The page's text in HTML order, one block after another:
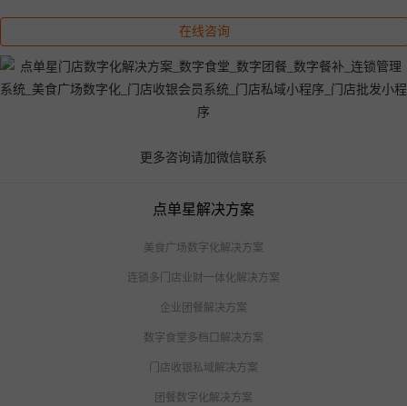
在线咨询
更多咨询请加微信联系
点单星解决方案
美食广场数字化解决方案
连锁多门店业财一体化解决方案
企业团餐解决方案
数字食堂多档口解决方案
门店收银私域解决方案
团餐数字化解决方案